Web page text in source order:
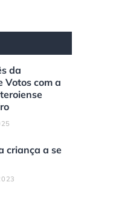
da
Votos com a
criança a se